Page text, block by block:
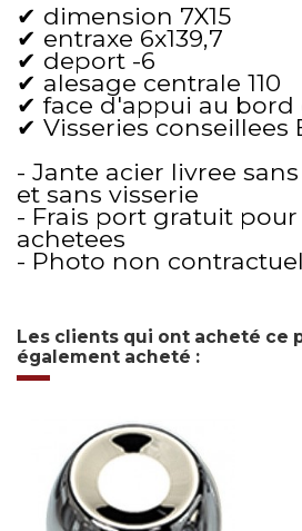
✔ dimension 7X15
✔ entraxe 6x139,7
✔ deport -6
✔ alesage centrale 110
✔ face d'appui au bord
✔ Visseries conseillees
- Jante acier livree
et sans visserie
- Frais port gratuit
achetees
- Photo non contractuel
Les clients qui ont acheté ce
également acheté :